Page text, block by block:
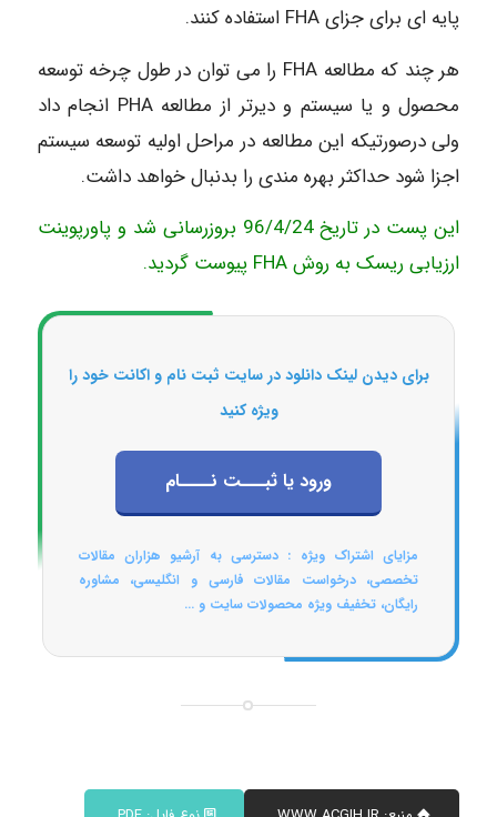
پایه ای برای جزای FHA استفاده کنند.
هر چند که مطالعه FHA را می توان در طول چرخه توسعه
محصول و یا سیستم و دیرتر از مطالعه PHA انجام داد
ولی درصورتیکه این مطالعه در مراحل اولیه توسعه سیستم
اجزا شود حداکثر بهره مندی را بدنبال خواهد داشت.
این پست در تاریخ 96/4/24 بروزرسانی شد و پاورپوینت
ارزیابی ریسک به روش FHA پیوست گردید.
برای دیدن لینک دانلود در سایت ثبت نام و اکانت خود را
ویژه کنید
ورود یا ثبـــت نــــام
مزایای اشتراک ویژه : دسترسی به آرشیو هزاران مقالات
تخصصی، درخواست مقالات فارسی و انگلیسی، مشاوره
رایگان، تخفیف ویژه محصولات سایت و ...